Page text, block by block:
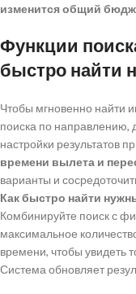
изменится общий
Функции
быстро найти
Чтобы мгновенно найти
поиска по направлению,
настройки результатов
времени вылета и
варианты и
Как быстро найти
Комбинируйте поиск с
максимальное
времени, чтобы увидеть
Система обновляет